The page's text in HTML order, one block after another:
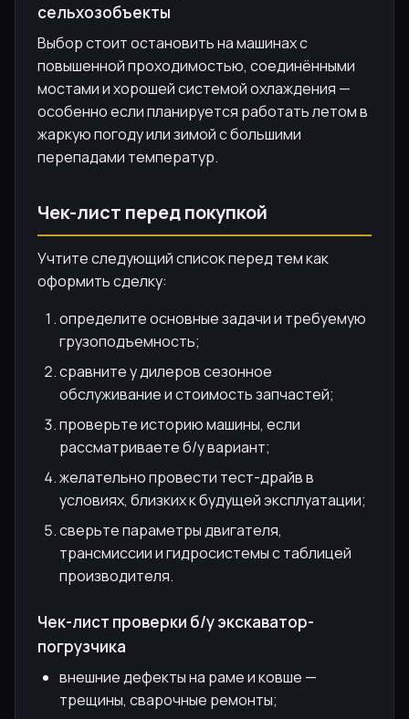
сельхозобъекты
Выбор стоит остановить на машинах с
повышенной проходимостью, соединёнными
мостами и хорошей системой охлаждения —
особенно если планируется работать летом в
жаркую погоду или зимой с большими
перепадами температур.
Чек-лист перед покупкой
Учтите следующий список перед тем как
оформить сделку:
определите основные задачи и требуемую
грузоподъемность;
сравните у дилеров сезонное
обслуживание и стоимость запчастей;
проверьте историю машины, если
рассматриваете б/у вариант;
желательно провести тест-драйв в
условиях, близких к будущей эксплуатации;
сверьте параметры двигателя,
трансмиссии и гидросистемы с таблицей
производителя.
Чек-лист проверки б/у экскаватор-
погрузчика
внешние дефекты на раме и ковше —
трещины, сварочные ремонты;